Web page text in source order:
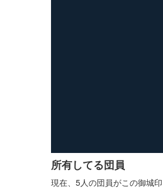
所有してる団員
現在、5人の団員がこの御城印